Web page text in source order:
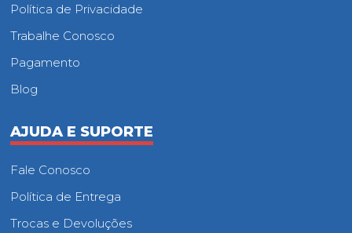
Política de Privacidade
Trabalhe Conosco
Pagamento
Blog
AJUDA E SUPORTE
Fale Conosco
Política de Entrega
Trocas e Devoluções